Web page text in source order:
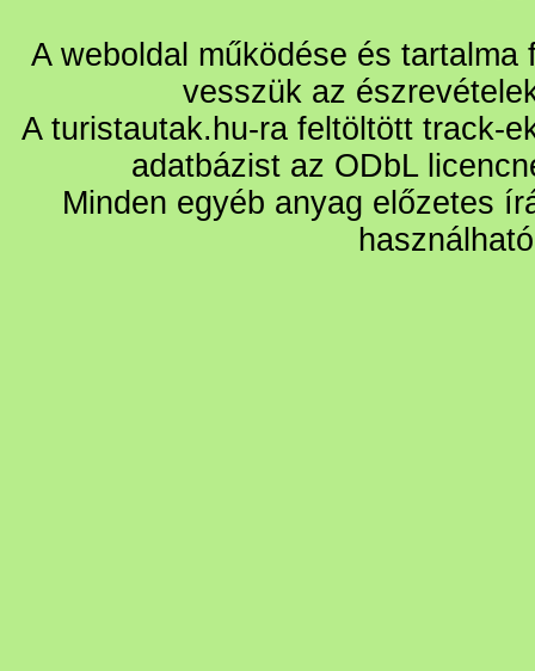
A weboldal működése és
vesszük az
A turistautak.hu-ra feltöltött track-
adatbázist az ODbL
Minden egyéb anyag előzetes